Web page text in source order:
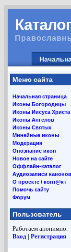
Меню сайта
Начальная страница
Иконы Богородицы
Иконы Иисуса Христа
Иконы Ангелов
Иконы Святых
Минейные иконы
Модерация
Опознание икон
Новое на сайте
Оффлайн-каталог
Аудиозаписи канонов
О проекте / конт@кт
Помочь сайту
Форум
Пользователь
Работаем анонимно.
Вход | Регистрация